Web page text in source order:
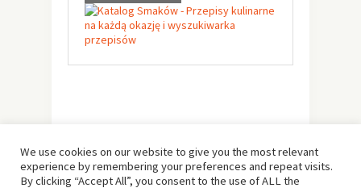
We use cookies on our website to give you the most relevant
experience by remembering your preferences and repeat visits.
By clicking “Accept All”, you consent to the use of ALL the